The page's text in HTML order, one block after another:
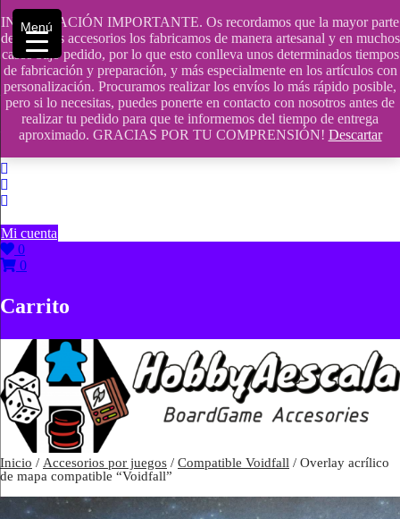
INFORMACIÓN IMPORTANTE. Os recordamos que la mayor parte
de nuestros accesorios los fabricamos de manera artesanal y en muchos
casos bajo pedido, por lo que esto conlleva unos determinados tiempos
de fabricación y preparación, y más especialmente en los artículos con
personalización. Procuramos realizar los envíos lo más rápido posible,
pero si lo necesitas, puedes ponerte en contacto con nosotros antes de
realizar tu pedido para que te informemos del tiempo de entrega
aproximado. GRACIAS POR TU COMPRENSIÓN! Descartar
Saltar
contenido
609241475 SOLO DE 10:00 a 14:00
info@hobbyaescala.com
San Fernando de Henares
10:00 - 14:00
Mi cuenta
0
0
Carrito
Inicio / Accesorios por juegos / Compatible Voidfall / Overlay acrílico
de mapa compatible “Voidfall”
Menú